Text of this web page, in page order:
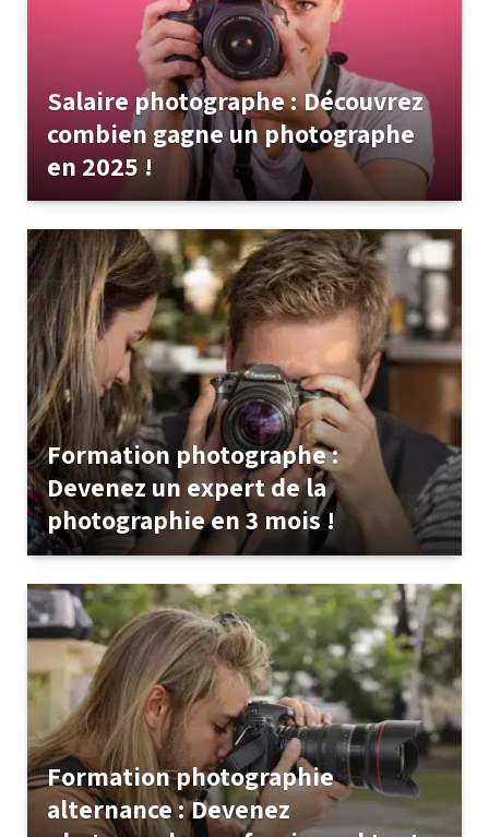
Salaire photographe : Découvrez
combien gagne un photographe
en 2025 !
Formation photographe :
Devenez un expert de la
photographie en 3 mois !
Formation photographie
alternance : Devenez